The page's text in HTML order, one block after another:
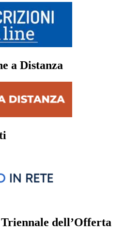
a Distanza
dell’Offerta